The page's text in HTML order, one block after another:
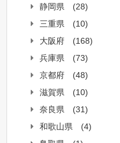
静岡県
(28)
三重県
(10)
大阪府
(168)
兵庫県
(73)
京都府
(48)
滋賀県
(10)
奈良県
(31)
和歌山県
(4)